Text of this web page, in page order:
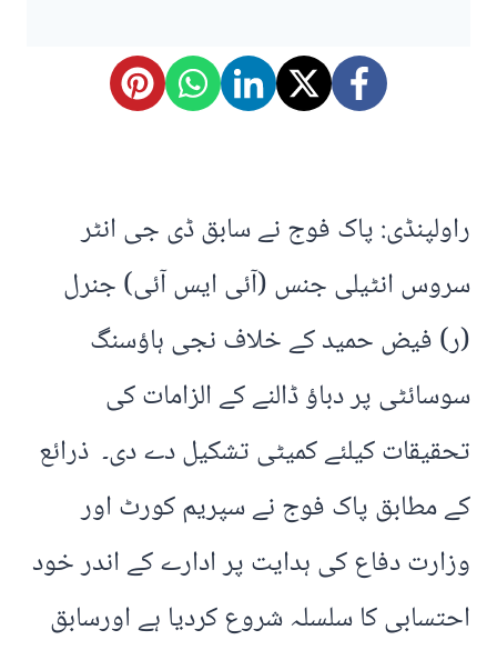
راولپنڈی: پاک فوج نے سابق ڈی جی انٹر
سروس انٹیلی جنس (آئی ایس آئی) جنرل
(ر) فیض حمید کے خلاف نجی ہاؤسنگ
سوسائٹی پر دباؤ ڈالنے کے الزامات کی
تحقیقات کیلئے کمیٹی تشکیل دے دی۔ ذرائع
کے مطابق پاک فوج نے سپریم کورٹ اور
وزارت دفاع کی ہدایت پر ادارے کے اندر خود
احتسابی کا سلسلہ شروع کردیا ہے اورسابق